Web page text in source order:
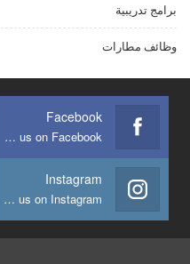
برامج تدريبية
وظائف مطارات
Facebook
Join us on Facebook
Instagram
Join us on Instagram